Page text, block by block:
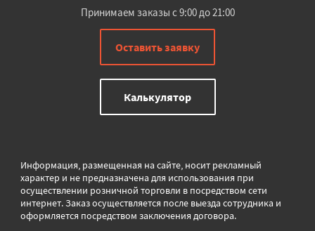
Принимаем заказы с 9:00 до 21:00
Оставить заявку
Калькулятор
Информация, размещенная на сайте, носит рекламный
характер и не предназначена для использования при
осуществлении розничной торговли в посредством сети
интернет. Заказ осуществляется после выезда сотрудника и
оформляется посредством заключения договора.